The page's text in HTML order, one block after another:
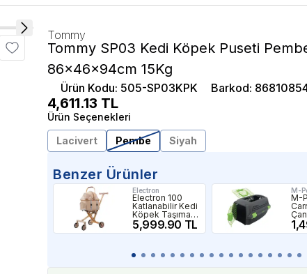
Tommy
Tommy SP03 Kedi Köpek Puseti
86x46x94cm 15Kg
Ürün Kodu: 505-SP03KPK Barkod:
4,611.13 TL
Ürün Seçenekleri
Lacivert
Pembe Siyah
Benzer Ürünler
Electron
Electron 100
Katlanabilir Kedi
Köpek Taşıma
Puseti Bej
5,999.90 TL
M-
M-